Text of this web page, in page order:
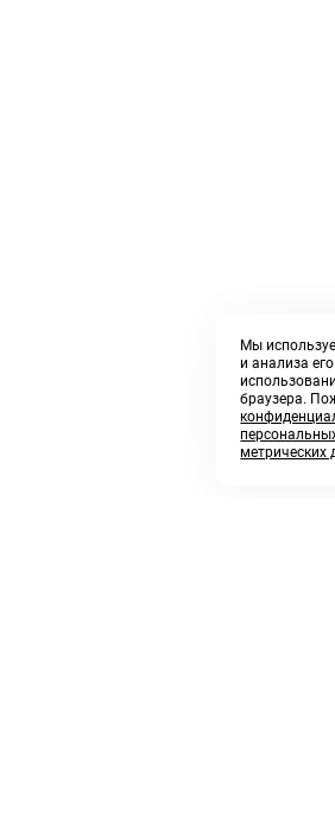
Мы
и анализа
браузера.
метрических